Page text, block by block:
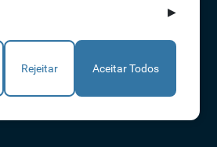
▶
Rejeitar Aceitar Todos